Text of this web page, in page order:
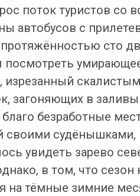
поток туристов со
автобусов с
протяжённостью сто
посмотреть
изрезанный
загоняющих в
безработные
своими
увидеть зарево
в том, что
на тёмные зимние